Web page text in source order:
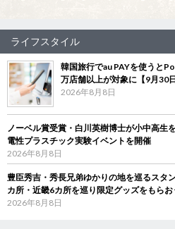
ライフスタイル
韓国旅行でau PAYを使うと
万店舗以上が対象に【9月30日
2026年8月8日
ノーベル賞受賞・白川英樹博士が小中高
電性プラスチック実験イベントを開催
2026年8月8日
豊臣秀吉・秀長兄弟ゆかりの地を巡るス
カ所・近畿6カ所を巡り限定グッズをもらお
2026年8月8日